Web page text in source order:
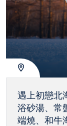
遇上初戀北
浴砂湯、常
端燒、和牛